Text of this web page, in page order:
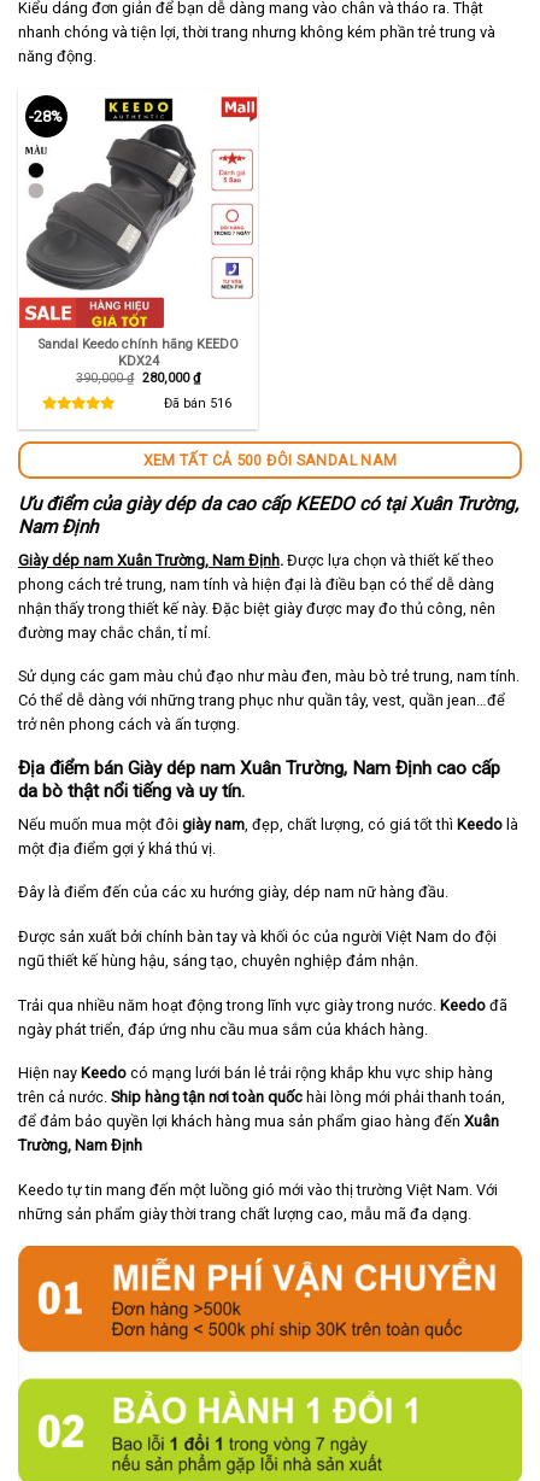
Kiểu dáng đơn giản để bạn dễ dàng mang vào chân và tháo ra. Thật
nhanh chóng và tiện lợi, thời trang nhưng không kém phần trẻ trung và
năng động.
-28%
Sandal Keedo chính hãng KEEDO
KDX24
390,000₫ Giá
280,000₫Giá
hiện
tại
Đã bán 516
XEM TẤT CẢ 500 ĐÔI SANDAL NAM
Ưu điểm của giày dép da cao cấp KEEDO có tại Xuân Trường,
Nam Định
Giày dép nam Xuân Trường, Nam Định. Được lựa chọn và thiết kế theo
phong cách trẻ trung, nam tính và hiện đại là điều bạn có thể dễ dàng
nhận thấy trong thiết kế này. Đặc biệt giày được may đo thủ công, nên
đường may chắc chắn, tỉ mỉ.
Sử dụng các gam màu chủ đạo như màu đen, màu bò trẻ trung, nam tính.
Có thể dễ dàng với những trang phục như quần tây, vest, quần jean…để
trở nên phong cách và ấn tượng.
Địa điểm bán Giày dép nam Xuân Trường, Nam Định cao cấp
da bò thật nổi tiếng và uy tín.
Nếu muốn mua một đôi giày nam , đẹp, chất lượng, có giá tốt thì Keedo là
một địa điểm gợi ý khá thú vị.
Đây là điểm đến của các xu hướng giày, dép nam nữ hàng đầu.
Được sản xuất bởi chính bàn tay và khối óc của người Việt Nam do đội
ngũ thiết kế hùng hậu, sáng tạo, chuyên nghiệp đảm nhận.
Trải qua nhiều năm hoạt động trong lĩnh vực giày trong nước. Keedo đã
ngày phát triển, đáp ứng nhu cầu mua sắm của khách hàng.
Hiện nay Keedo có mạng lưới bán lẻ trải rộng khắp khu vực ship hàng
trên cả nước. Ship hàng tận nơi toàn quốc hài lòng mới phải thanh toán,
để đảm bảo quyền lợi khách hàng mua sản phẩm giao hàng đến Xuân
Trường, Nam Định
Keedo tự tin mang đến một luồng gió mới vào thị trường Việt Nam. Với
những sản phẩm giày thời trang chất lượng cao, mẫu mã đa dạng.